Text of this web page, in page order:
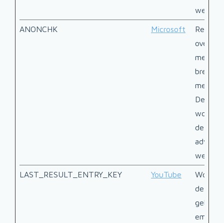
ANONCHK Microsoft
over
Deze
wordt
de
LAST_RESULT_ENTRY_KEY YouTube
Wordt
de